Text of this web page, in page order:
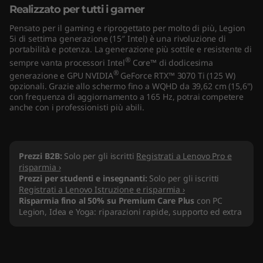
n
e
Realizzato per tutti i gamer
Pensato per il gaming e riprogettato per molto di più, Legion
5i di settima generazione (15″ Intel) è una rivoluzione di
portabilità e potenza. La generazione più sottile e resistente di
sempre vanta processori Intel® Core™ di dodicesima
generazione e GPU NVIDIA® GeForce RTX™ 3070 Ti (125 W)
opzionali. Grazie allo schermo fino a WQHD da 39,62 cm (15,6")
con frequenza di aggiornamento a 165 Hz, potrai competere
anche con i professionisti più abili.
Prezzi B2B: Solo per gli iscritti Registrati a Lenovo Pro e
risparmia ›
Prezzi per studenti e insegnanti: Solo per gli iscritti
Registrati a Lenovo Istruzione e risparmia ›
Risparmia fino al 50% su Premium Care Plus con PC
Legion, Idea e Yoga: riparazioni rapide, supporto ed extra